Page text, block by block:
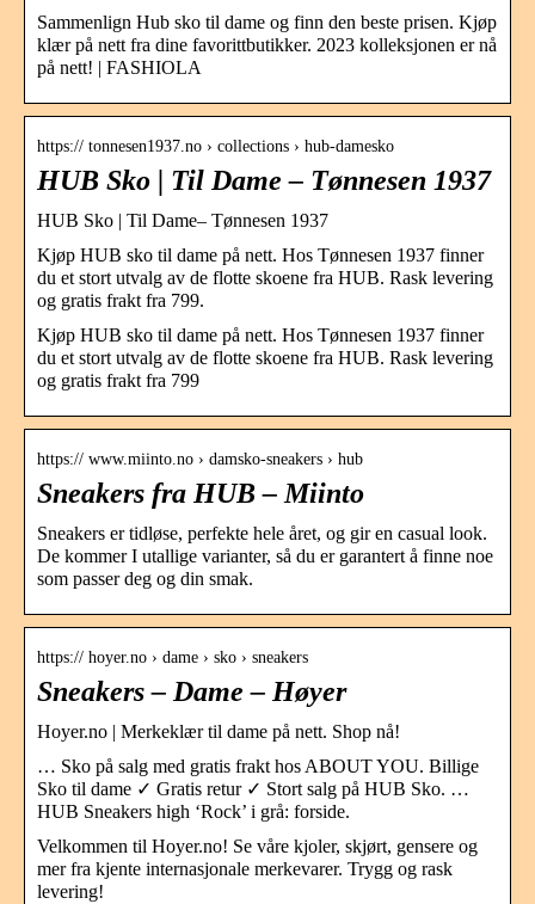
Sammenlign Hub sko til dame og finn den beste prisen. Kjøp
klær på nett fra dine favorittbutikker. 2023 kolleksjonen er nå
på nett! | FASHIOLA
https:// tonnesen1937.no › collections › hub-damesko
HUB Sko | Til Dame – Tønnesen 1937
HUB Sko | Til Dame– Tønnesen 1937
Kjøp HUB sko til dame på nett. Hos Tønnesen 1937 finner
du et stort utvalg av de flotte skoene fra HUB. Rask levering
og gratis frakt fra 799.
Kjøp HUB sko til dame på nett. Hos Tønnesen 1937 finner
du et stort utvalg av de flotte skoene fra HUB. Rask levering
og gratis frakt fra 799
https:// www.miinto.no › damsko-sneakers › hub
Sneakers fra HUB – Miinto
Sneakers er tidløse, perfekte hele året, og gir en casual look.
De kommer I utallige varianter, så du er garantert å finne noe
som passer deg og din smak.
https:// hoyer.no › dame › sko › sneakers
Sneakers – Dame – Høyer
Hoyer.no | Merkeklær til dame på nett. Shop nå!
… Sko på salg med gratis frakt hos ABOUT YOU. Billige
Sko til dame ✓ Gratis retur ✓ Stort salg på HUB Sko. …
HUB Sneakers high ‘Rock’ i grå: forside.
Velkommen til Hoyer.no! Se våre kjoler, skjørt, gensere og
mer fra kjente internasjonale merkevarer. Trygg og rask
levering!